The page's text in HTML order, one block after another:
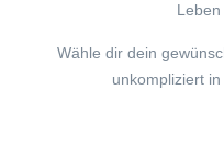
Wähle dir dein
unkompliziert